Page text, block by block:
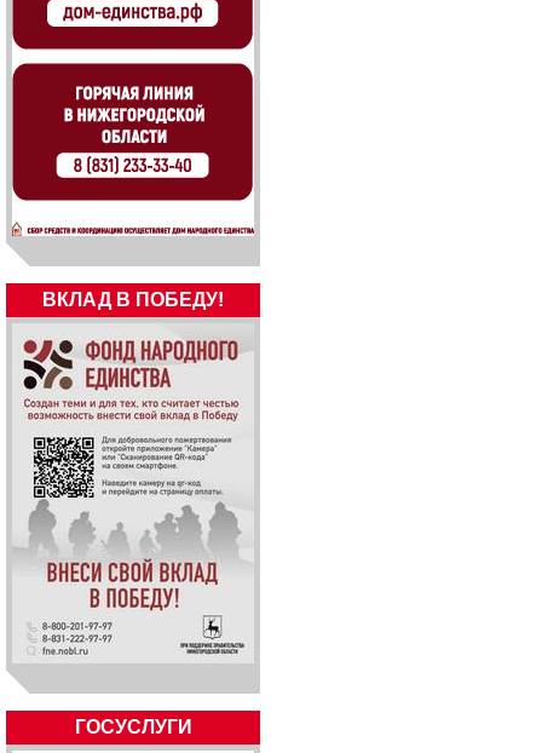
ВКЛАД В ПОБЕДУ!
ГОСУСЛУГИ